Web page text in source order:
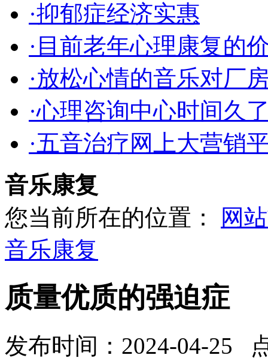
·抑郁症经济实惠
·目前老年心理康复的
·放松心情的音乐对厂
·心理咨询中心时间久
·五音治疗网上大营销
音乐康复
您当前所在的位置：
网
音乐康复
质量优质的强迫症
发布时间：2024-04-25